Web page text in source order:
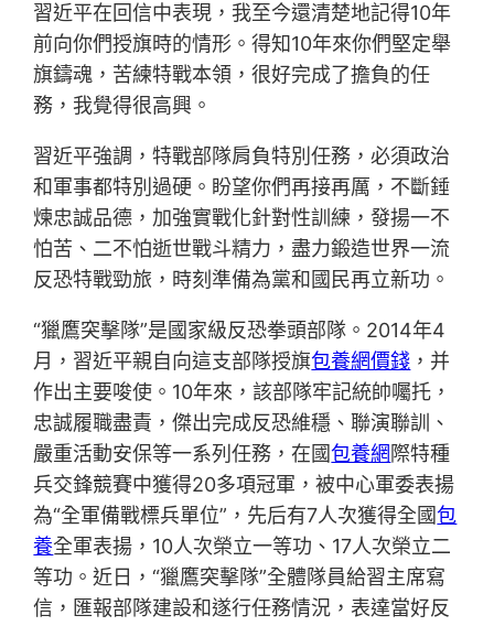
習近平在回信中表現，我至今還清楚地記得10年
前向你們授旗時的情形。得知10年來你們堅定舉
旗鑄魂，苦練特戰本領，很好完成了擔負的任
務，我覺得很高興。
習近平強調，特戰部隊肩負特別任務，必須政治
和軍事都特別過硬。盼望你們再接再厲，不斷錘
煉忠誠品德，加強實戰化針對性訓練，發揚一不
怕苦、二不怕逝世戰斗精力，盡力鍛造世界一流
反恐特戰勁旅，時刻準備為黨和國民再立新功。
“獵鷹突擊隊”是國家級反恐拳頭部隊。2014年4
月，習近平親自向這支部隊授旗包養網價錢 ，并
作出主要唆使。10年來，該部隊牢記統帥囑托，
忠誠履職盡責，傑出完成反恐維穩、聯演聯訓、
嚴重活動安保等一系列任務，在國包養網 際特種
兵交鋒競賽中獲得20多項冠軍，被中心軍委表揚
為“全軍備戰標兵單位”，先后有7人次獲得全國包
養全軍表揚，10人次榮立一等功、17人次榮立二
等功。近日，“獵鷹突擊隊”全體隊員給習主席寫
信，匯報部隊建設和遂行任務情況，表達當好反